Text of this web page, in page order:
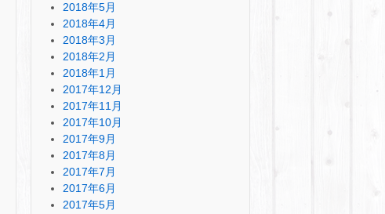
2018年5月
2018年4月
2018年3月
2018年2月
2018年1月
2017年12月
2017年11月
2017年10月
2017年9月
2017年8月
2017年7月
2017年6月
2017年5月